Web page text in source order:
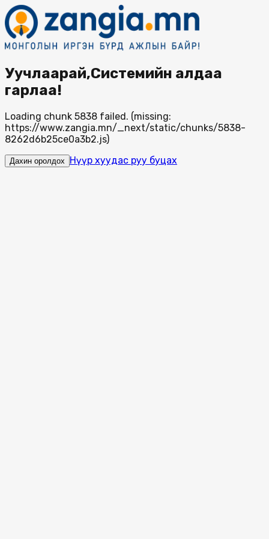
Уучлаарай,Системийн алдаа
гарлаа!
Loading chunk 5838 failed. (missing:
https://www.zangia.mn/_next/static/chunks/5838-
8262d6b25ce0a3b2.js)
Дахин оролдох Нүүр хуудас руу буцах